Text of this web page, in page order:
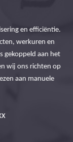
en efficiëntie.
werkuren en
gekoppeld aan het
wij ons richten op
aan manuele